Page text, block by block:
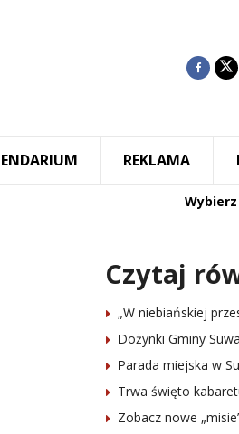
REKLAMA
Czytaj
„W niebiańskiej
Dożynki Gminy
Parada miejska w
Trwa święto
Zobacz nowe